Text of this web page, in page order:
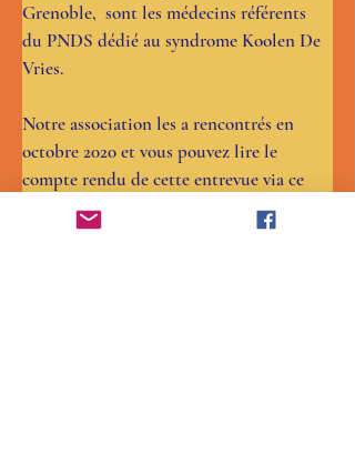
Grenoble,  sont les médecins référents
du PNDS dédié au syndrome Koolen De
Vries.
Notre association les a rencontrés en
octobre 2020 et vous pouvez lire le
compte rendu de cette entrevue via ce
lien pour les familles adhérentes :
https://www.koolendevriesfrance.org/cop